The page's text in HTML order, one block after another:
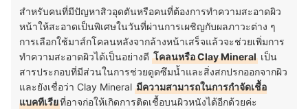
สำหรับคนที่มีปัญหาสิวอุดตันหรือคนที่ต้องการทำความสะอาดผิว
หน้าให้สะอาดเป็นพิเศษในวันที่ผ่านการเผชิญกับผลภาวะต่าง ๆ
การเลือกใช้มาส์กโคลนหลังจากล้างหน้าเสร็จแล้วจะช่วยเพิ่มการ
ทำความสะอาดผิวได้เป็นอย่างดี โคลนหรือ Clay Mineral เป็น
สารประกอบที่มีส่วนในการช่วยดูดซึมน้ำและสิ่งสกปรกออกจากผิว
และยังเชื่อว่า Clay Mineral มีความสามารถในการกำจัดเชื้อ
แบคทีเรียที่อาจก่อให้เกิดการติดเชื้อบนผิวหนังได้อีกด้วยค่ะ